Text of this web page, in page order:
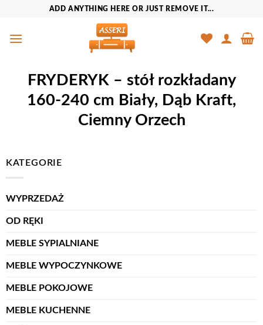
zawartości
ADD ANYTHING HERE OR JUST REMOVE IT...
FRYDERYK – stół rozkładany
160-240 cm Biały, Dąb Kraft,
Ciemny Orzech
KATEGORIE
WYPRZEDAŻ
OD RĘKI
MEBLE SYPIALNIANE
MEBLE WYPOCZYNKOWE
MEBLE POKOJOWE
MEBLE KUCHENNE